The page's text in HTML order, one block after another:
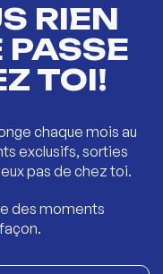
RIEN
PASSE
TOI!
chaque mois au
exclusifs, sorties
pas de chez toi.
des moments